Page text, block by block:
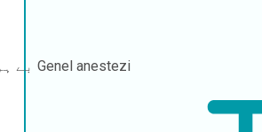
Genel anestezi